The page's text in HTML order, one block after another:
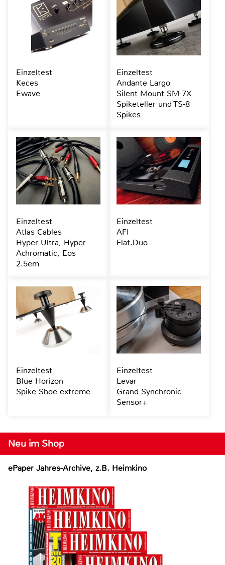
Neu im Shop
ePaper Jahres-Archive, z.B. Heimkino
Einzeltest
Keces
Ewave
Einzeltest
Andante Largo
Silent Mount SM-7X
Spiketeller und TS-8
Spikes
Einzeltest
Atlas Cables
Hyper Ultra, Hyper
Achromatic, Eos
2.5em
Einzeltest
AFI
Flat.Duo
Einzeltest
Blue Horizon
Spike Shoe extreme
Einzeltest
Levar
Grand Synchronic
Sensor+